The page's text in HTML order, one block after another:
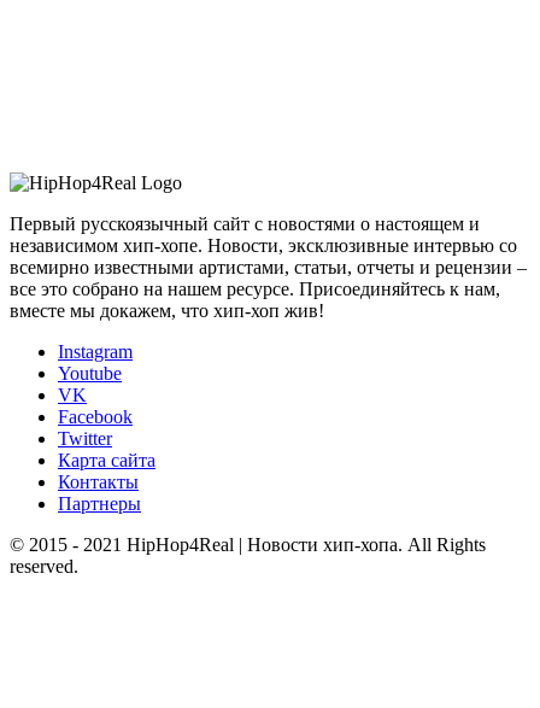
Первый русскоязычный сайт с новостями о настоящем и
независимом хип-хопе. Новости, эксклюзивные интервью со
всемирно известными артистами, статьи, отчеты и рецензии –
все это собрано на нашем ресурсе. Присоединяйтесь к нам,
вместе мы докажем, что хип-хоп жив!
Instagram
Youtube
VK
Facebook
Twitter
Карта сайта
Контакты
Партнеры
© 2015 - 2021 HipHop4Real | Новости хип-хопа. All Rights
reserved.